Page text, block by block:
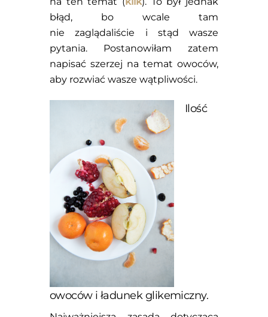
błąd, bo wcale tam
nie zaglądaliście i stąd wasze
pytania. Postanowiłam zatem
napisać szerzej na temat owoców,
aby rozwiać wasze wątpliwości.
Ilość
owoców i ładunek glikemiczny.